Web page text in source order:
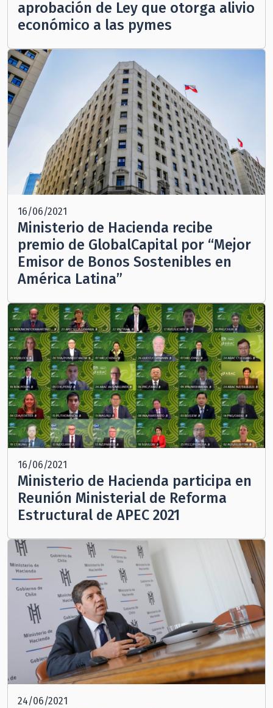
aprobación de Ley que otorga alivio
económico a las pymes
16/06/2021
Ministerio de Hacienda recibe
premio de GlobalCapital por “Mejor
Emisor de Bonos Sostenibles en
América Latina”
16/06/2021
Ministerio de Hacienda participa en
Reunión Ministerial de Reforma
Estructural de APEC 2021
24/06/2021